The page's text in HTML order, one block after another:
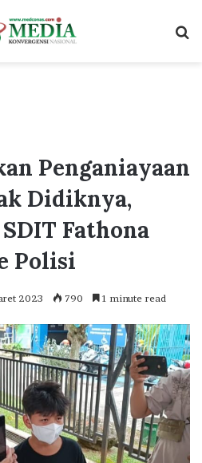
Penganiayaan
Didiknya,
Fathona
Polisi
2023 790 1 minute read